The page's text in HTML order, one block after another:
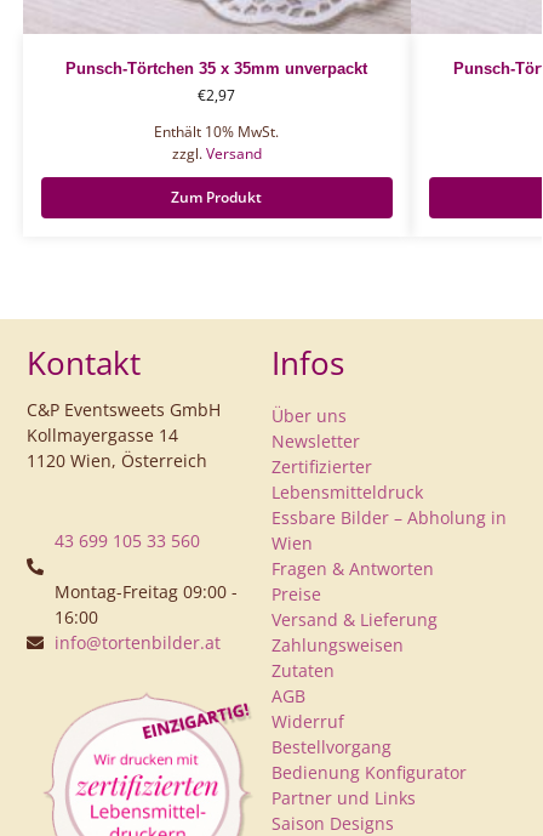
Punsch-Törtchen 35 x 35mm unverpackt
€2,97
Enthält 10% MwSt.
zzgl.Versand
Zum Produkt
Punsch-
Kontakt
C&P Eventsweets GmbH
Kollmayergasse 14
1120 Wien, Österreich
43 699 105 33 560
Montag-Freitag 09:00 -
16:00
info@tortenbilder.at
Infos
Über uns
Newsletter
Zertifizierter
Lebensmitteldruck
Essbare Bilder – Abholung in
Wien
Fragen & Antworten
Preise
Versand & Lieferung
Zahlungsweisen
Zutaten
AGB
Widerruf
Bestellvorgang
Bedienung Konfigurator
Partner und Links
Saison Designs